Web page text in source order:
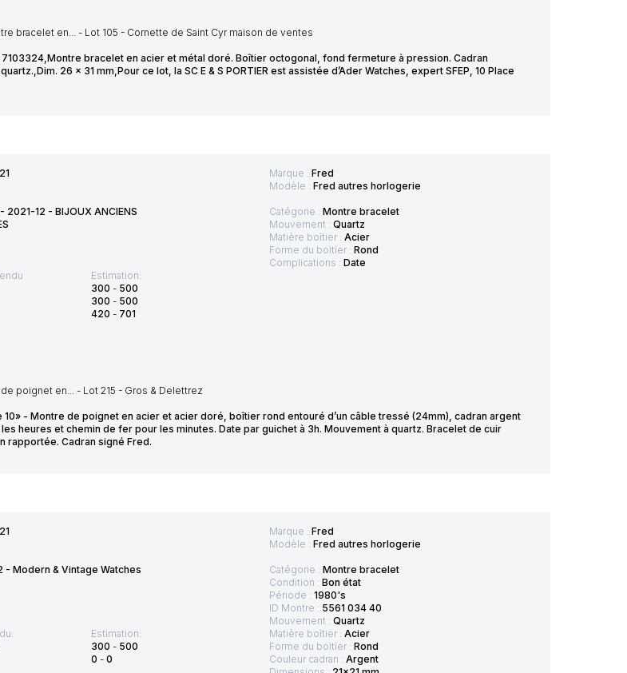
bracelet en... - Lot 105 - Cornette de Saint Cyr maison de ventes
7103324,Montre bracelet en acier et métal doré. Boîtier octogonal, fond fermeture à pression. Cadran
26 x 31 mm,Pour ce lot, la SC E & S PORTIER est assistée d’Ader Watches, expert SFEP, 10 Place
12 - BIJOUX ANCIENS
Estimation:
300 - 500
300 - 500
420 - 701
Marque : Fred
Modèle : Fred autres horlogerie
Catégorie : Montre bracelet
Mouvement : Quartz
Matière boîtier : Acier
Forme du boitier : Rond
Complications : Date
de poignet en... - Lot 215 - Gros & Delettrez
10» - Montre de poignet en acier et acier doré, boîtier rond entouré d’un câble tressé (24mm), cadran argent
heures et chemin de fer pour les minutes. Date par guichet à 3h. Mouvement à quartz. Bracelet de cuir
rapportée. Cadran signé Fred.
- Modern & Vintage Watches
Estimation:
300 - 500
0 - 0
Marque : Fred
Modèle : Fred autres horlogerie
Catégorie : Montre bracelet
Condition : Bon état
Période : 1980's
ID Montre : 5561 034 40
Mouvement : Quartz
Matière boîtier : Acier
Forme du boitier : Rond
Couleur cadran : Argent